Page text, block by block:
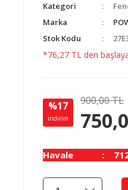
Kategori
Marka
Stok Kodu
*76,27 TL den
%17
indirim
900,00 TL
Havale